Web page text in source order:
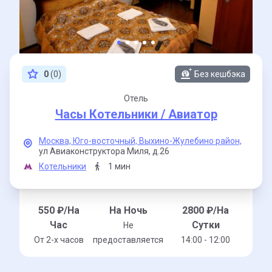
0(0) Без кешбэка
Отель
Часы Котельники / Авиатор
Москва, Юго-восточный, Выхино-Жулебино район,
ул Авиаконструктора Миля, д.26
Котельники
1 мин
550₽/На
Час
От 2-x часов
На Ночь
Не
предоставляется
2800 ₽/На
Сутки
14:00 - 12:00